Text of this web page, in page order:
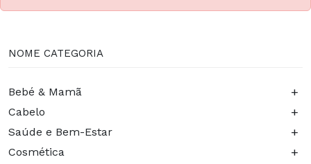
NOME CATEGORIA
Bebé & Mamã +
Cabelo +
Saúde e Bem-Estar +
Cosmética +